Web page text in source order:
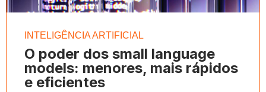
INTELIGÊNCIA ARTIFICIAL
O poder dos small language
models: menores, mais rápidos
e eficientes